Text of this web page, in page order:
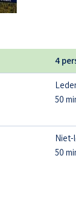
4
50
Niet-
50